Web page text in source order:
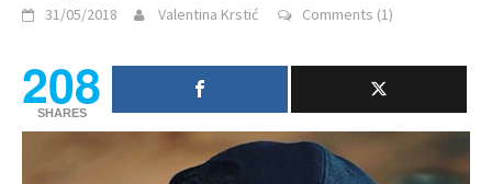
31/05/2018 Valentina Krstić Comments (1)
208
SHARES